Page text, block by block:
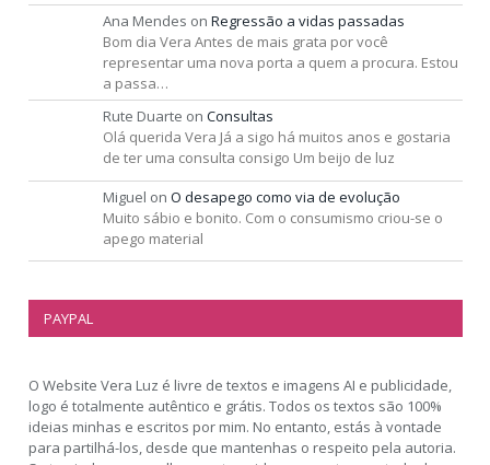
Ana Mendes on Regressão a vidas passadas
Bom dia Vera Antes de mais grata por você
representar uma nova porta a quem a procura. Estou
a passa…
Rute Duarte on Consultas
Olá querida Vera Já a sigo há muitos anos e gostaria
de ter uma consulta consigo Um beijo de luz
Miguel on O desapego como via de evolução
Muito sábio e bonito. Com o consumismo criou-se o
apego material
PAYPAL
O Website Vera Luz é livre de textos e imagens AI e publicidade,
logo é totalmente autêntico e grátis. Todos os textos são 100%
ideias minhas e escritos por mim. No entanto, estás à vontade
para partilhá-los, desde que mantenhas o respeito pela autoria.